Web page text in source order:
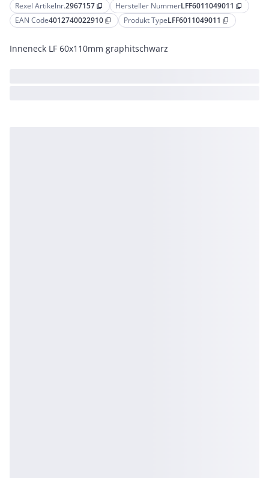
Rexel Artikelnr.2967157 content_copy Hersteller NummerLFF6011049011 content_copy
EAN Code4012740022910 content_copy Produkt TypeLFF6011049011 content_copy
Inneneck LF 60x110mm graphitschwarz